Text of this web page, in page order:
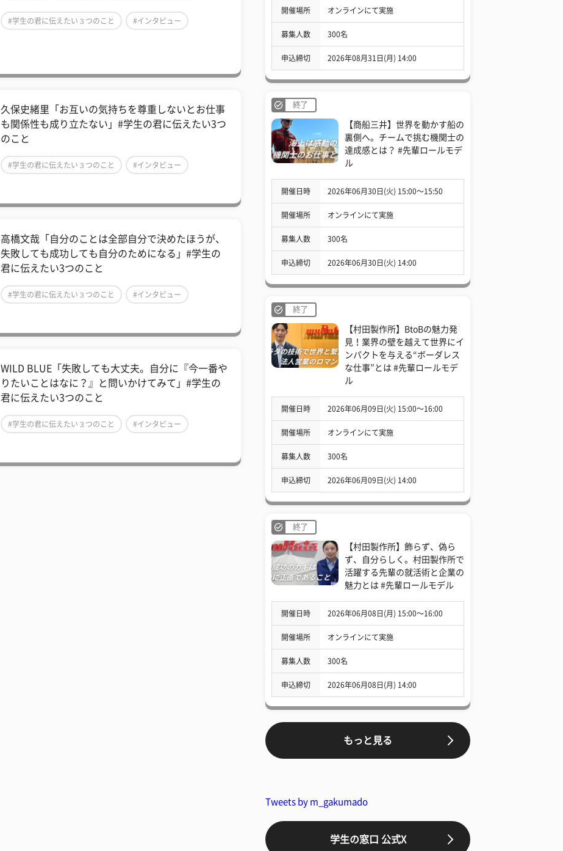
#学生の君に伝えたい３つのこと #インタビュー
久保史緒里「お互いの気持ちを尊重しないとお仕事
も関係性も成り立たない」#学生の君に伝えたい3つ
のこと
#学生の君に伝えたい３つのこと #インタビュー
高橋文哉「自分のことは全部自分で決めたほうが、
失敗しても成功しても自分のためになる」#学生の
君に伝えたい3つのこと
#学生の君に伝えたい３つのこと #インタビュー
WILD BLUE「失敗しても大丈夫。自分に『今一番や
りたいことはなに？』と問いかけてみて」#学生の
君に伝えたい3つのこと
#学生の君に伝えたい３つのこと #インタビュー
開催場所 オンラインにて実施
募集人数 300名
申込締切 2026年08月31日(月) 14:00
終了
【商船三井】世界を動かす船の
裏側へ。チームで挑む機関士の
達成感とは？ #先輩ロールモデ
ル
開催日時 2026年06月30日(火) 15:00〜15:50
開催場所 オンラインにて実施
募集人数 300名
申込締切 2026年06月30日(火) 14:00
終了
【村田製作所】BtoBの魅力発
見！業界の壁を越えて世界にイ
ンパクトを与える“ボーダレス
な仕事”とは #先輩ロールモデ
ル
開催日時 2026年06月09日(火) 15:00〜16:00
開催場所 オンラインにて実施
募集人数 300名
申込締切 2026年06月09日(火) 14:00
終了
【村田製作所】飾らず、偽ら
ず、自分らしく。村田製作所で
活躍する先輩の就活術と企業の
魅力とは #先輩ロールモデル
開催日時 2026年06月08日(月) 15:00〜16:00
開催場所 オンラインにて実施
募集人数 300名
申込締切 2026年06月08日(月) 14:00
もっと見る
Tweets by m_gakumado
学生の窓口 公式X